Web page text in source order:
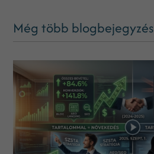
Még több blogbejegyzés